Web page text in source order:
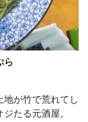
ら
地が竹で荒れてし
たる元酒屋。